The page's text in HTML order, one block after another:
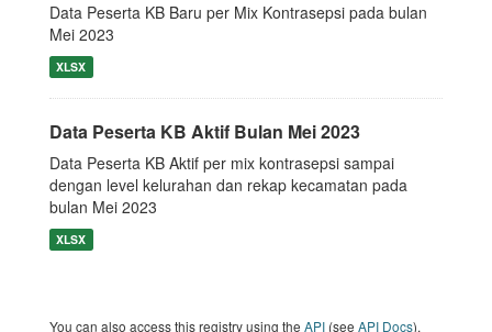
Data Peserta KB Baru per Mix Kontrasepsi pada bulan
Mei 2023
XLSX
Data Peserta KB Aktif Bulan Mei 2023
Data Peserta KB Aktif per mix kontrasepsi sampai
dengan level kelurahan dan rekap kecamatan pada
bulan Mei 2023
XLSX
You can also access this registry using the API (see API Docs).